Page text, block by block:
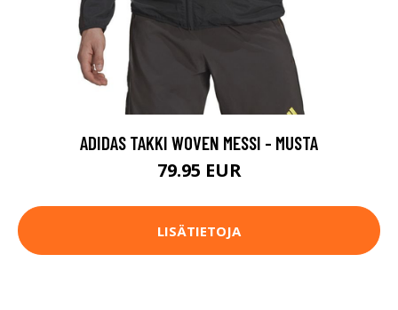
ADIDAS TAKKI WOVEN MESSI - MUSTA
79.95 EUR
LISÄTIETOJA